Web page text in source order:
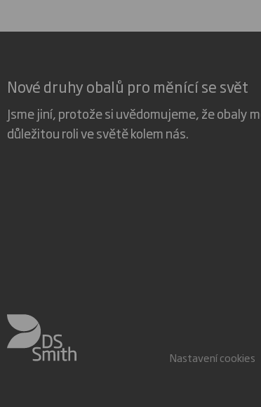
Nové druhy obalů pro měnící se svět
Jsme jiní, protože si uvědomujeme, že obaly
důležitou roli ve světě kolem nás.
Nastavení cookies